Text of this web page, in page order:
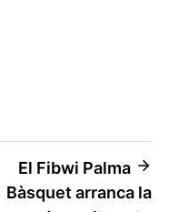
El Fibwi Palma
Bàsquet arranca la